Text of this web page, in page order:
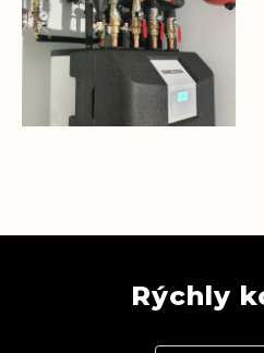
Rýchly